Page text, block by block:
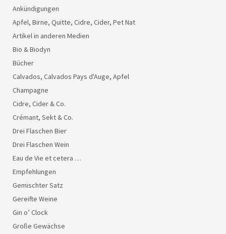
Ankündigungen
Apfel, Birne, Quitte, Cidre, Cider, Pet Nat
Artikel in anderen Medien
Bio & Biodyn
Bücher
Calvados, Calvados Pays d'Auge, Apfel
Champagne
Cidre, Cider & Co.
Crémant, Sekt & Co.
Drei Flaschen Bier
Drei Flaschen Wein
Eau de Vie et cetera …
Empfehlungen
Gemischter Satz
Gereifte Weine
Gin o’ Clock
Große Gewächse